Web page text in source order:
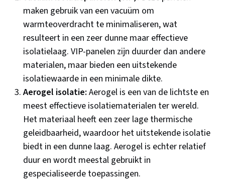
maken gebruik van een vacuüm om
warmteoverdracht te minimaliseren, wat
resulteert in een zeer dunne maar effectieve
isolatielaag. VIP-panelen zijn duurder dan andere
materialen, maar bieden een uitstekende
isolatiewaarde in een minimale dikte.
Aerogel isolatie: Aerogel is een van de lichtste en
meest effectieve isolatiematerialen ter wereld.
Het materiaal heeft een zeer lage thermische
geleidbaarheid, waardoor het uitstekende isolatie
biedt in een dunne laag. Aerogel is echter relatief
duur en wordt meestal gebruikt in
gespecialiseerde toepassingen.